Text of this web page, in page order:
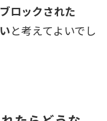
ブロックされた
と考えてよいでし